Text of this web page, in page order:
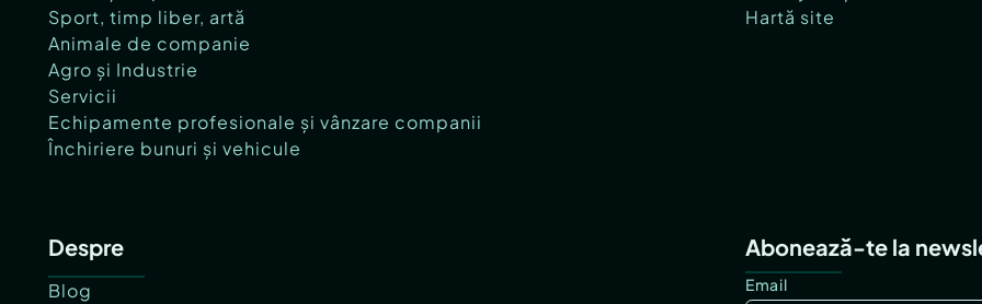
Sport, timp liber, artă
Animale de companie
Agro și Industrie
Servicii
Echipamente profesionale și vânzare companii
Închiriere bunuri și vehicule
Hartă site
Despre
Blog
Abonează-te la
Email